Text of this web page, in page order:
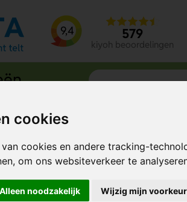
cookies
cookies en andere tracking-
om ons websiteverkeer te
Alleen noodzakelijk Wijzig mijn
9,4 579
kiyoh beoordelingen
Hoofdlampen
Wil je jouw merk